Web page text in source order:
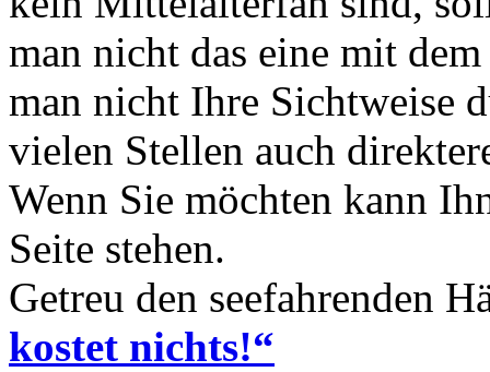
man nicht das eine mit
man nicht Ihre Sichtweise
vielen Stellen auch
Wenn Sie möchten kann
Seite stehen.
Getreu den seefahrenden
kostet nichts!“